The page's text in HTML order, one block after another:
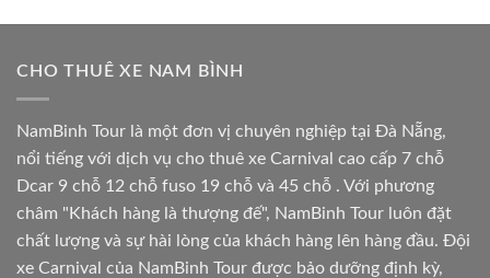
CHO THUÊ XE NAM BÌNH
NamBinh Tour là một đơn vị chuyên nghiệp tại Đà Nẵng,
nổi tiếng với dịch vụ cho thuê xe Carnival cao cấp 7 chỗ
Dcar 9 chỗ 12 chỗ fuso 19 chỗ và 45 chỗ . Với phương
châm "Khách hàng là thượng đế", NamBinh Tour luôn đặt
chất lượng và sự hài lòng của khách hàng lên hàng đầu. Đội
xe Carnival của NamBinh Tour được bảo dưỡng định kỳ,